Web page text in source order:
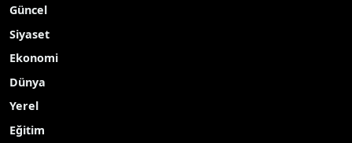
Güncel
Siyaset
Ekonomi
Dünya
Yerel
Eğitim